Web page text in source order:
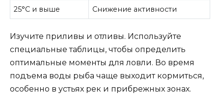
25°C и выше Снижение активности
Изучите приливы и отливы. Используйте
специальные таблицы, чтобы определить
оптимальные моменты для ловли. Во время
подъема воды рыба чаще выходит кормиться,
особенно в устьях рек и прибрежных зонах.